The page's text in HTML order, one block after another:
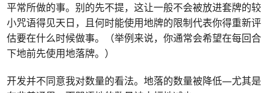
平常所做的事。别的先不提，这让一般不会被放进套牌的较
小咒语得见天日，且何时能使用地牌的限制代表你得重新评
估要在什么时候做事。（举例来说，你通常会希望在每回合
下地前先使用地落牌。）
开发并不同意我对数量的看法。地落的数量被降低—尤其是